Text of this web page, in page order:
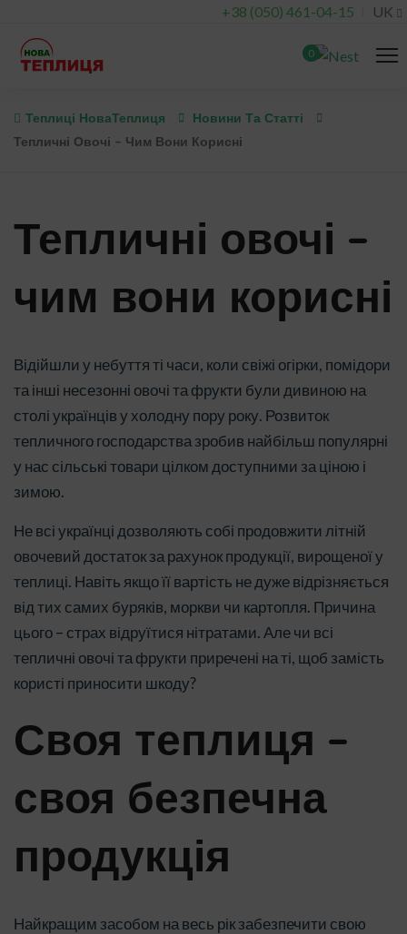
+38 (050) 461-04-15 UK
0
Теплиці НоваТеплиця
Новини Та Статті
Тепличні Овочі – Чим Вони Корисні
Тепличні овочі –
чим вони корисні
Відійшли у небуття ті часи, коли свіжі огірки, помідори
та інші несезонні овочі та фрукти були дивиною на
столі українців у холодну пору року. Розвиток
тепличного господарства зробив найбільш популярні
у нас сільські товари цілком доступними за ціною і
зимою.
Не всі українці дозволяють собі продовжити літній
овочевий достаток за рахунок продукції, вирощеної у
теплиці. Навіть якщо її вартість не дуже відрізняється
від тих самих буряків, моркви чи картопля. Причина
цього – страх відруїтися нітратами. Але чи всі
тепличні овочі та фрукти приречені на ті, щоб замість
користі приносити шкоду?
Своя теплиця –
своя безпечна
продукція
Найкращим засобом на весь рік забезпечити свою